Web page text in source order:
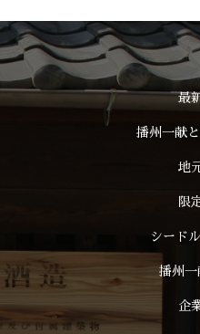
最
播州一献
地
限
シード
播州一
企